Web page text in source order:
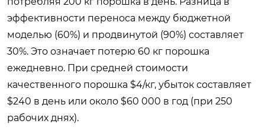
эффективности переноса между бюджетной
моделью (60%) и продвинутой (90%) составляет
30%. Это означает потерю 60 кг порошка
ежедневно. При средней стоимости
качественного порошка $4/кг, убыток составляет
$240 в день или около $60 000 в год (при 250
рабочих днях).